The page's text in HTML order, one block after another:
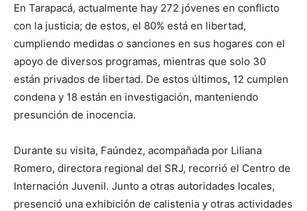
En Tarapacá, actualmente hay 272 jóvenes en conflicto
con la justicia; de estos, el 80% está en libertad,
cumpliendo medidas o sanciones en sus hogares con el
apoyo de diversos programas, mientras que solo 30
están privados de libertad. De estos últimos, 12 cumplen
condena y 18 están en investigación, manteniendo
presunción de inocencia.
Durante su visita, Faúndez, acompañada por Liliana
Romero, directora regional del SRJ, recorrió el Centro de
Internación Juvenil. Junto a otras autoridades locales,
presenció una exhibición de calistenia y otras actividades